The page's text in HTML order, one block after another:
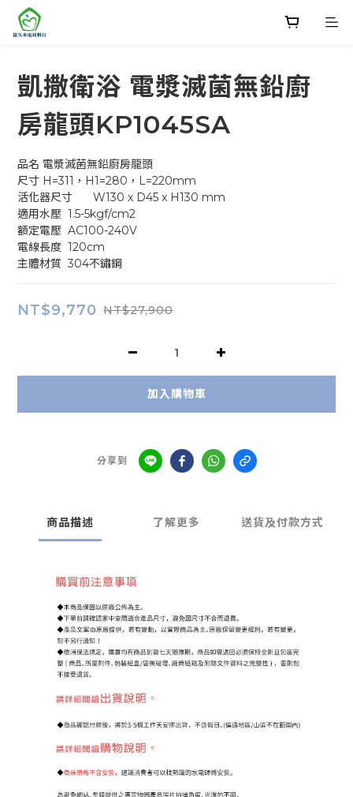
凱撒衛浴 電漿滅菌無鉛廚
房龍頭KP1045SA
品名	電漿滅菌無鉛廚房龍頭
尺寸	H=311，H1=280，L=220mm
活化器尺寸	W130 x D45 x H130 mm
適用水壓	1.5-5kgf/cm2
額定電壓	AC100-240V
電線長度	120cm
主體材質	304不鏽鋼
NT$9,770 NT$27,900
加入購物車
分享到
商品描述 了解更多 送貨及付款方式